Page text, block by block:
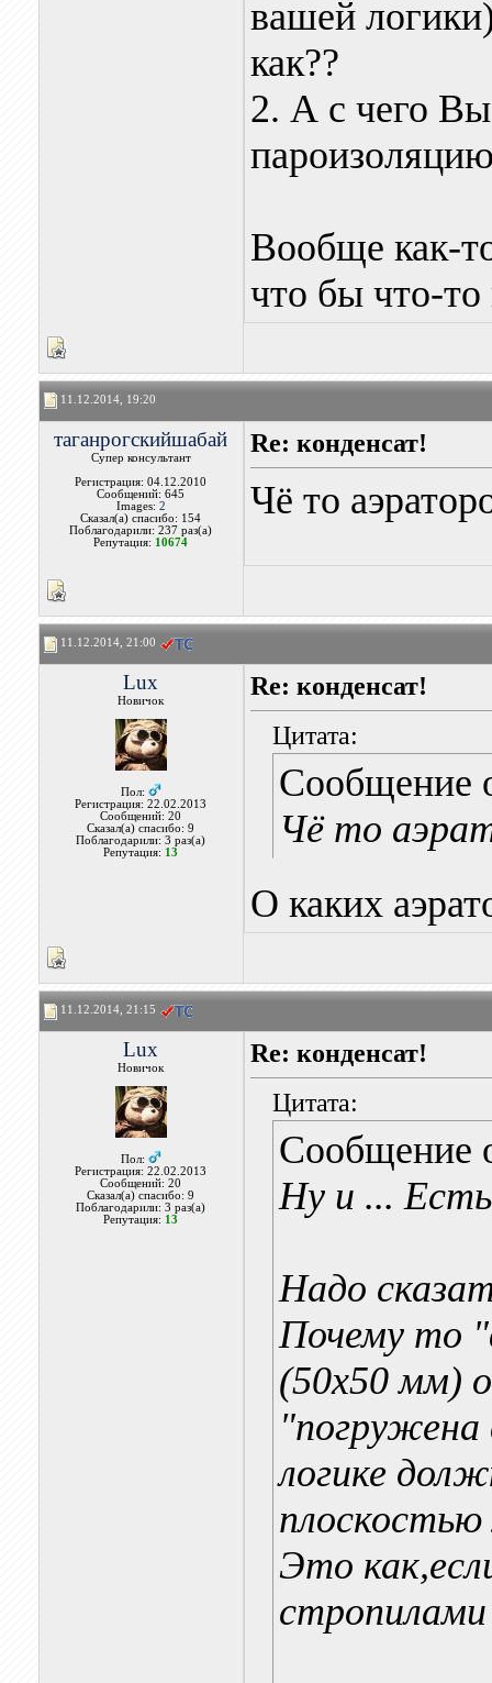
вашей
как??
2. А с чего
Вообще как-
что бы что-то
11.12.2014, 19:20
таганрогскийшабай
Супер консультант
Регистрация: 04.12.2010
Сообщений: 645
Images: 2
Сказал(а) спасибо: 154
Поблагодарили: 237 раз(а)
Репутация: 10674
Re: конденсат!
Чё то
11.12.2014, 21:00
Lux
Новичок
Пол:
Регистрация: 22.02.2013
Сообщений: 20
Сказал(а) спасибо: 9
Поблагодарили: 3 раз(а)
Репутация: 13
Re: конденсат!
Цитата:
Сообщение
Чё то
О каких
11.12.2014, 21:15
Lux
Новичок
Пол:
Регистрация: 22.02.2013
Сообщений: 20
Сказал(а) спасибо: 9
Поблагодарили: 3 раз(а)
Репутация: 13
Re: конденсат!
Цитата:
Сообщение
Ну и ...
Надо
Почему то
(50х50 мм)
логике
Это